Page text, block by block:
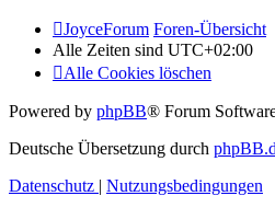
JoyceForum Foren-Übersicht
Alle Zeiten sind UTC+02:00
Alle Cookies löschen
Powered by phpBB® Forum
Deutsche Übersetzung durch
Datenschutz | Nutzungsbedingungen